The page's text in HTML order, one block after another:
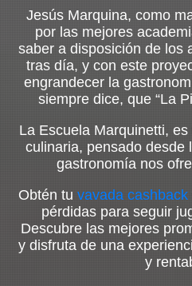
Jesús Marquina, como
por las mejores
saber a disposición de los
tras día, y con este
engrandecer la
siempre dice, que “La
La Escuela Marquinetti,
culinaria, pensado desde
gastronomía nos
Obtén tu vavada cashback
pérdidas para seguir
Descubre las mejores
y disfruta de una
y